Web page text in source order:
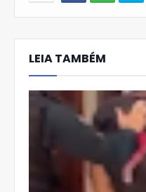
hats
Ap
LEIA TAMBÉM